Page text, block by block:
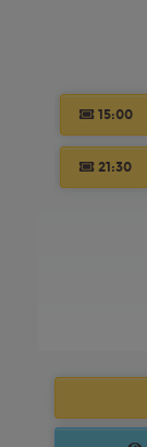
15:00
21:30